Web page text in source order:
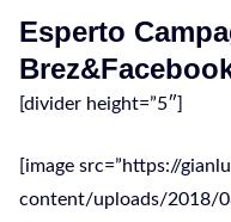
Esperto
[divider height=”5″]
[image src=”https://
content/uploads/2018/